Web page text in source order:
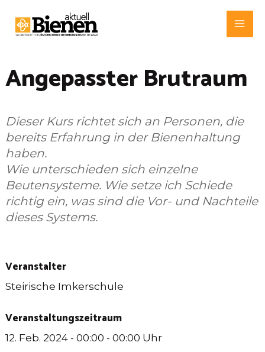
Inhalt
springen
Angepasster Brutraum
Dieser Kurs richtet sich an Personen, die
bereits Erfahrung in der Bienenhaltung
haben.
Wie unterschieden sich einzelne
Beutensysteme. Wie setze ich Schiede
richtig ein, was sind die Vor- und Nachteile
dieses Systems.
Veranstalter
Steirische Imkerschule
Veranstaltungszeitraum
12. Feb. 2024 -00:00 -00:00 Uhr